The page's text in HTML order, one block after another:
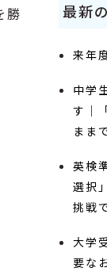
勝
最新
来年
中学
す｜
まま
英検
選択
挑戦
大学
要な